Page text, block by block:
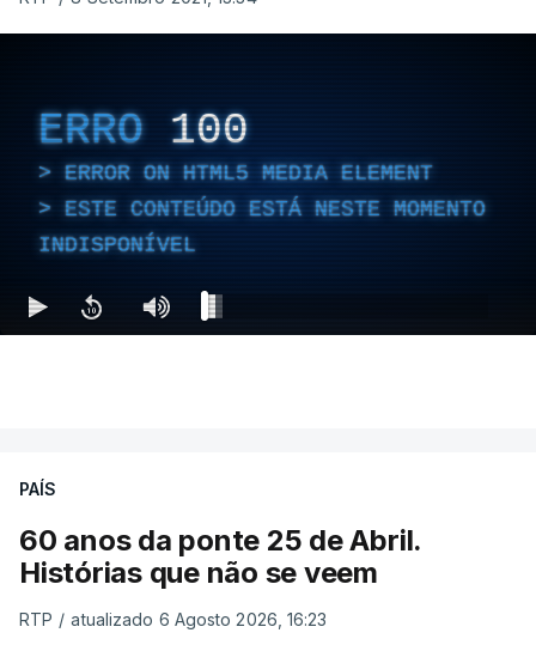
ERRO 100
ERROR ON HTML5 MEDIA ELEMENT
ESTE CONTEÚDO ESTÁ NESTE MOMENTO
INDISPONÍVEL
PAÍS
60 anos da ponte 25 de Abril.
Histórias que não se veem
RTP / atualizado 6 Agosto 2026, 16:23